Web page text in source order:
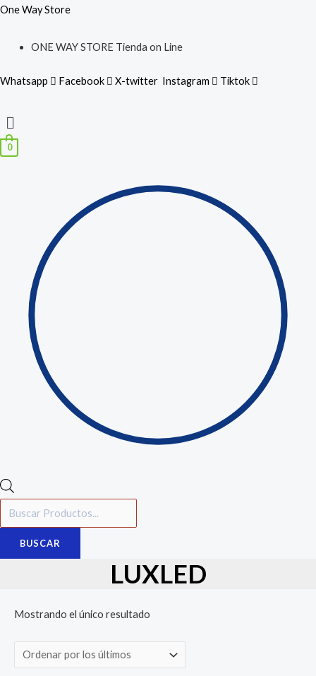
Ir
contenido
One Way Store
ONE WAY STORE Tienda on Line
Whatsapp Facebook X-twitter Instagram Tiktok
Menú
0
Búsqueda
productos
BUSCAR
LUXLED
Mostrando el único resultado